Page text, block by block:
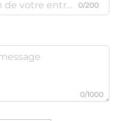
0/200
0/1000